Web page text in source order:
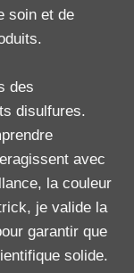
soin et de
des
disulfures.
avec
la couleur
je valide la
garantir que
solide.